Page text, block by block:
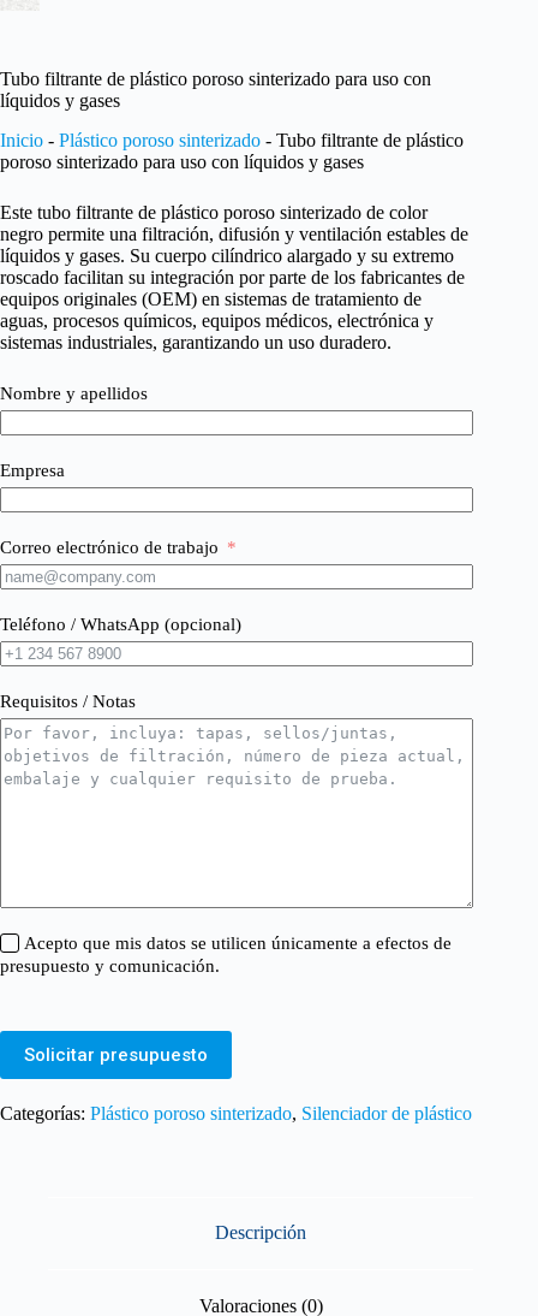
Tubo filtrante de plástico poroso sinterizado para uso con
líquidos y gases
Inicio - Plástico poroso sinterizado - Tubo filtrante de plástico
poroso sinterizado para uso con líquidos y gases
Este tubo filtrante de plástico poroso sinterizado de color
negro permite una filtración, difusión y ventilación estables de
líquidos y gases. Su cuerpo cilíndrico alargado y su extremo
roscado facilitan su integración por parte de los fabricantes de
equipos originales (OEM) en sistemas de tratamiento de
aguas, procesos químicos, equipos médicos, electrónica y
sistemas industriales, garantizando un uso duradero.
Nombre y apellidos
Empresa
Correo electrónico de trabajo
Teléfono / WhatsApp (opcional)
Requisitos / Notas
Acepto que mis datos se utilicen únicamente a efectos de
presupuesto y comunicación.
Solicitar presupuesto
Categorías: Plástico poroso sinterizado, Silenciador de plástico
Descripción
Valoraciones (0)